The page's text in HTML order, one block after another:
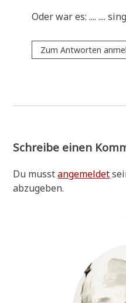
Oder war es: .... ....
Zum Antworten
Schreibe einen
Du musstangemeldet
abzugeben.